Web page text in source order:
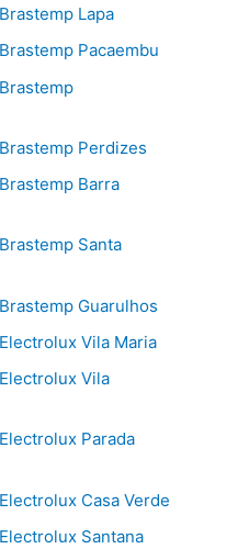
Lapa
Pacaembu
Perdizes
Barra
Santa
Guarulhos
Vila Maria
Vila
Parada
Casa Verde
Santana